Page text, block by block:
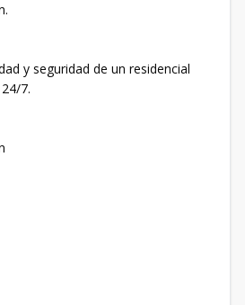
y seguridad de un residencial
7.